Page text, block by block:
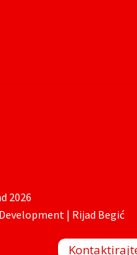
2026
| Rijad Begić